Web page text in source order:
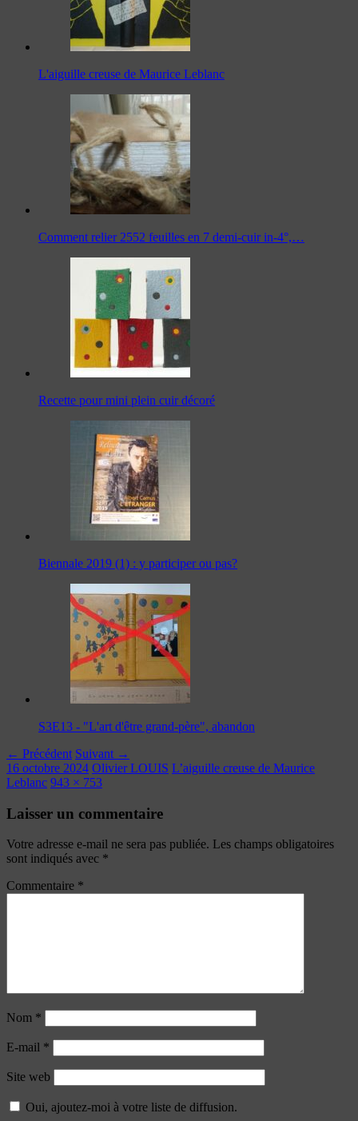
L'aiguille creuse de Maurice Leblanc
Comment relier 2552 feuilles en 7 demi-cuir in-4°,…
Recette pour mini plein cuir décoré
Biennale 2019 (1) : y participer ou pas?
S3E13 - "L'art d'être grand-père", abandon
← Précédent Suivant →
16 octobre 2024 Olivier LOUIS L’aiguille creuse de Maurice
Leblanc 943 × 753
Laisser un commentaire
Votre adresse e-mail ne sera pas publiée. Les champs obligatoires
sont indiqués avec *
Commentaire *
Nom *
E-mail *
Site web
Oui, ajoutez-moi à votre liste de diffusion.